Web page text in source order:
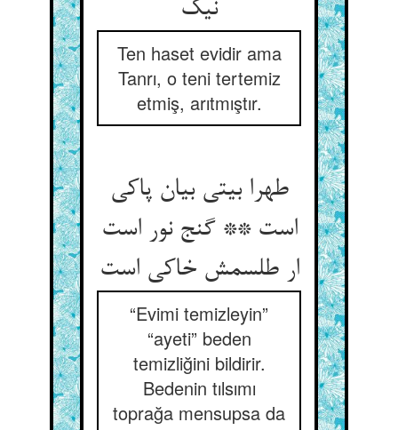
Ten haset evidir ama
Tanrı, o teni tertemiz
etmiş, arıtmıştır.
طهرا بيتي بیان پاکی
است ** گنج نور است
ار طلسمش خاکی است‌‌
“Evimi temizleyin”
“ayeti” beden
temizliğini bildirir.
Bedenin tılsımı
toprağa mensupsa da